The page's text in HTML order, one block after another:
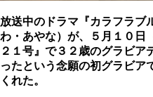
放送中のドラマ『カラフラブ
わ・あやな）が、５月１０日
２１号』で３２歳のグラビ
ったという念願の初グラビア
くれた。